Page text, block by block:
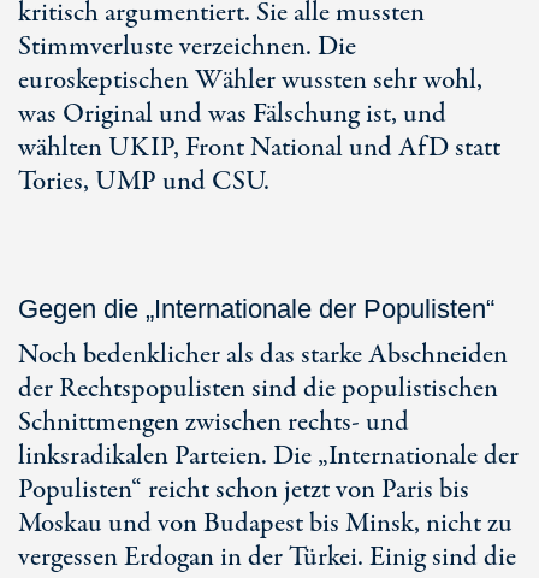
kritisch argumentiert. Sie alle mussten
Stimmverluste verzeichnen. Die
euroskeptischen Wähler wussten sehr wohl,
was Original und was Fälschung ist, und
wählten UKIP, Front National und AfD statt
Tories, UMP und CSU.
Gegen die „Internationale der Populisten“
Noch bedenklicher als das starke Abschneiden
der Rechtspopulisten sind die populistischen
Schnittmengen zwischen rechts- und
linksradikalen Parteien. Die „Internationale der
Populisten“ reicht schon jetzt von Paris bis
Moskau und von Budapest bis Minsk, nicht zu
vergessen Erdogan in der Türkei. Einig sind die